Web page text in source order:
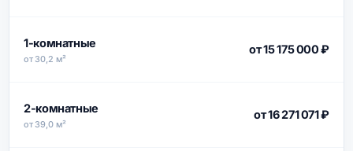
1-комнатные
от 30,2 м²
от 15 175 000 ₽
2-комнатные
от 39,0 м²
от 16 271 071 ₽